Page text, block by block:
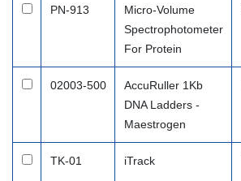
PN-913
Micro-Volume
Spectrophotometer
For Protein
02003-500
AccuRuller 1Kb
DNA Ladders -
Maestrogen
TK-01 iTrack